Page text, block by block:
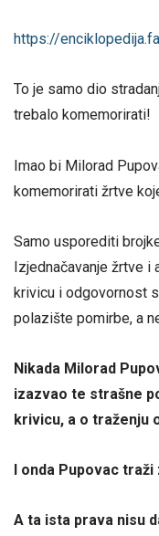
https://
To je samo dio
trebalo komemorirati!
Imao bi Milorad
komemorirati žrtve
Samo usporediti
Izjednačavanje žrtve i
krivicu i odgovornost
polazište pomirbe, a
Nikada Milorad
izazvao te strašne
krivicu, a o traženju
I onda Pupovac
A ta ista prava nisu